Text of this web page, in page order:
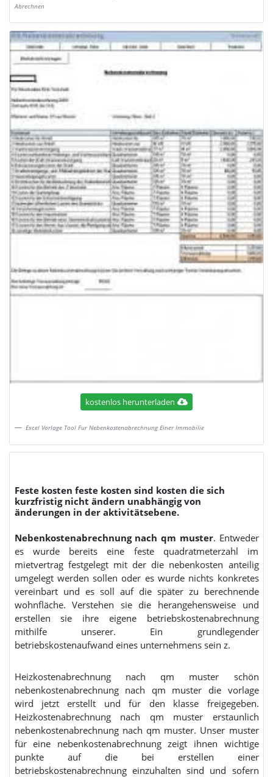
Abrechnen
kostenlos herunterladen
Excel Vorlage Tool Fur Nebenkostenabrechnung Einer Immobilie
Feste kosten feste kosten sind kosten die sich
kurzfristig nicht ändern unabhängig von
änderungen in der aktivitätsebene.
Nebenkostenabrechnung nach qm muster. Entweder
es wurde bereits eine feste quadratmeterzahl im
mietvertrag festgelegt mit der die nebenkosten anteilig
umgelegt werden sollen oder es wurde nichts konkretes
vereinbart und es soll auf die später zu berechnende
wohnfläche. Verstehen sie die herangehensweise und
erstellen sie ihre eigene betriebskostenabrechnung
mithilfe unserer. Ein grundlegender
betriebskostenaufwand eines unternehmens sein z.
Heizkostenabrechnung nach qm muster schön
nebenkostenabrechnung nach qm muster die vorlage
wird jetzt erstellt und für den klasse freigegeben.
Heizkostenabrechnung nach qm muster erstaunlich
nebenkostenabrechnung nach qm muster. Unser muster
für eine nebenkostenabrechnung zeigt ihnen wichtige
punkte auf die bei erstellen einer
betriebskostenabrechnung einzuhalten sind und sofern